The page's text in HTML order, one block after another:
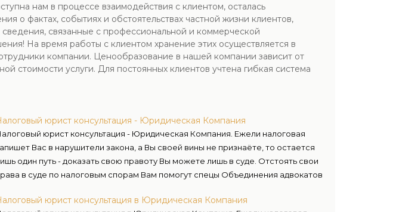
нам в процессе взаимодействия с клиентом, осталась
фактах, событиях и обстоятельствах частной жизни клиентов,
связанные с профессиональной и коммерческой
На время работы с клиентом хранение этих осуществляется в
компании. Ценообразование в нашей компании зависит от
стоимости услуги. Для постоянных клиентов учтена гибкая система
юрист консультация - Юридическая Компания
юрист консультация - Юридическая Компания. Ежели налоговая
Вас в нарушители закона, а Вы своей вины не признаёте, то остается
один путь - доказать свою правоту Вы можете лишь в суде. Отстоять свои
в суде по налоговым спорам Вам помогут спецы Объединения адвокатов
юрист консультация в Юридическая Компания